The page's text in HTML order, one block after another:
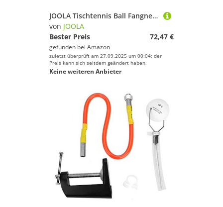
JOOLA Tischtennis Ball Fangnetz iPong TT Buddy für Roboter - Auffangnetz für Ballmaschine & Tischtennisbälle Training 40+ 120er Karton, Weiss
von JOOLA
Bester Preis
72,47 €
gefunden bei Amazon
zuletzt überprüft am 27.09.2025 um 00:04; der
Preis kann sich seitdem geändert haben.
Keine weiteren Anbieter